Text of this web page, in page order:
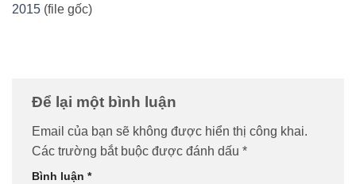
2015 (file gốc)
Để lại một bình luận
Email của bạn sẽ không được hiển thị công khai.
Các trường bắt buộc được đánh dấu *
Bình luận *